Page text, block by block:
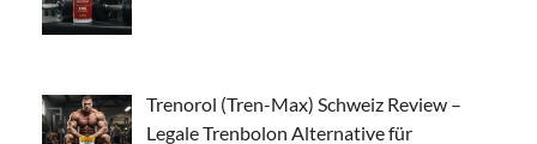
Trenorol (Tren-Max) Schweiz Review –
Legale Trenbolon Alternative für